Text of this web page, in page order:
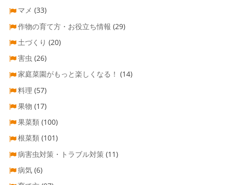
マメ (33)
作物の育て方・お役立ち情報 (29)
土づくり (20)
害虫 (26)
家庭菜園がもっと楽しくなる！ (14)
料理 (57)
果物 (17)
果菜類 (100)
根菜類 (101)
病害虫対策・トラブル対策 (11)
病気 (6)